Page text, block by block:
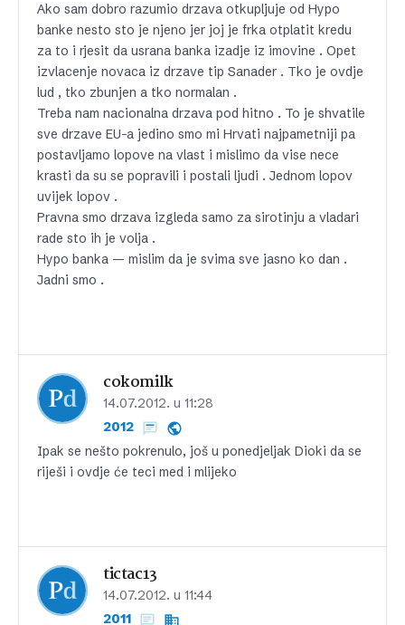
Ako sam dobro razumio drzava otkupljuje od Hypo
banke nesto sto je njeno jer joj je frka otplatit kredu
za to i rjesit da usrana banka izadje iz imovine . Opet
izvlacenje novaca iz drzave tip Sanader . Tko je ovdje
lud , tko zbunjen a tko normalan .
Treba nam nacionalna drzava pod hitno . To je shvatile
sve drzave EU-a jedino smo mi Hrvati najpametniji pa
postavljamo lopove na vlast i mislimo da vise nece
krasti da su se popravili i postali ljudi . Jednom lopov
uvijek lopov .
Pravna smo drzava izgleda samo za sirotinju a vladari
rade sto ih je volja .
Hypo banka — mislim da je svima sve jasno ko dan .
Jadni smo .
cokomilk
14.07.2012. u 11:28
2012
Ipak se nešto pokrenulo, još u ponedjeljak Dioki da se
riješi i ovdje će teci med i mlijeko
tictac13
14.07.2012. u 11:44
2011